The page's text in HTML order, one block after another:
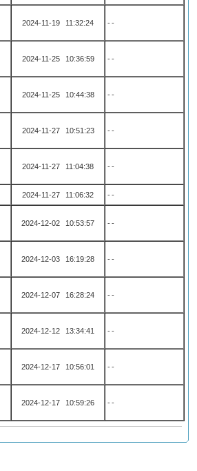
2024-11-19 11:32:24 --
2024-11-25 10:36:59 --
2024-11-25 10:44:38 --
2024-11-27 10:51:23 --
2024-11-27 11:04:38 --
2024-11-27 11:06:32 --
2024-12-02 10:53:57 --
2024-12-03 16:19:28 --
2024-12-07 16:28:24 --
2024-12-12 13:34:41 --
2024-12-17 10:56:01 --
2024-12-17 10:59:26 --